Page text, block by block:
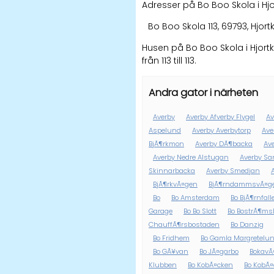
Adresser på Bo Boo Skola i
Bo Boo Skola 113, 69793,
Husen på Bo Boo Skola i
från 113 till 113.
Andra gator i närheten
Averby Averby Afverby Flygel
Aspelund
Averby Averbytorp
BjÃ¶rkmon
Averby DÃ¶backa
Averby Nedre Alstugan
Averby
Skinnarbacka
Averby Smedjan
BjÃ¶rkvÃ¤gen
Bo
Bo Amsterdam
Bo
Garage
Bo Bo Slott
Bo
ChauffÃ¶rsbostaden
Bo Danzig
Bo Fridhem
Bo Gamla
Bo GÃ¥van
Bo JÃ¤garbo
Klubben
Bo KobÃ¤cken
Bo